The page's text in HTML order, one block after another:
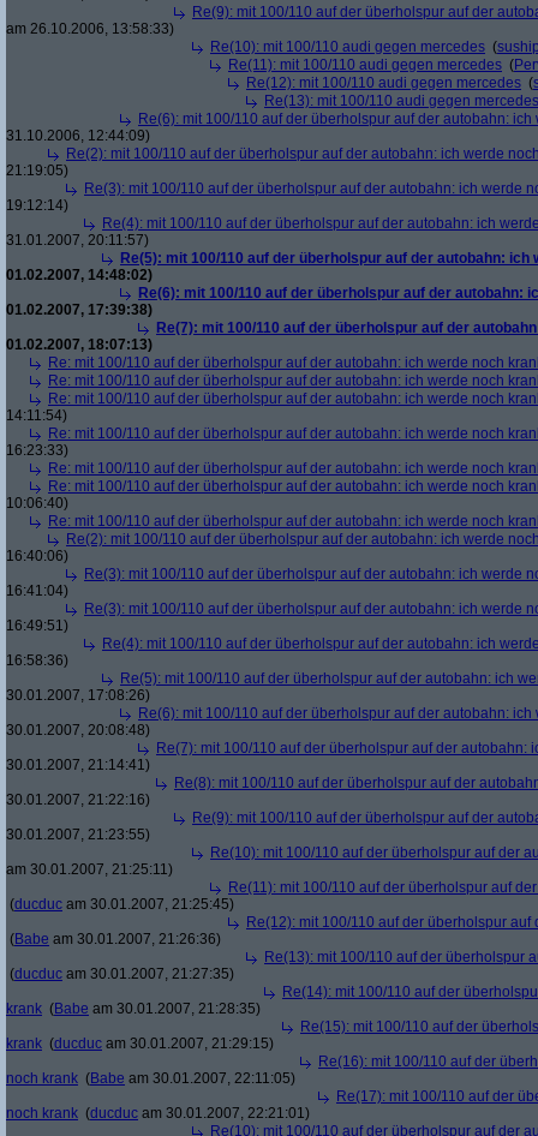
Re(9): mit 100/110 auf der überholspur auf der
am 26.10.2006, 13:58:33)
Re(10): mit 100/110 audi gegen mercedes (
Re(11): mit 100/110 audi gegen mercedes (
Re(12): mit 100/110 audi gegen mercedes (
Re(13): mit 100/110 audi gegen mercedes
Re(6): mit 100/110 auf der überholspur auf der autobahn:
31.10.2006, 12:44:09)
Re(2): mit 100/110 auf der überholspur auf der autobahn: ich werde
21:19:05)
Re(3): mit 100/110 auf der überholspur auf der autobahn: ich werde
19:12:14)
Re(4): mit 100/110 auf der überholspur auf der autobahn: ich
31.01.2007, 20:11:57)
Re(5): mit 100/110 auf der überholspur auf der autobahn: ich
01.02.2007, 14:48:02)
Re(6): mit 100/110 auf der überholspur auf der autobahn:
01.02.2007, 17:39:38)
Re(7): mit 100/110 auf der überholspur auf der
01.02.2007, 18:07:13)
Re: mit 100/110 auf der überholspur auf der autobahn: ich werde noch
Re: mit 100/110 auf der überholspur auf der autobahn: ich werde noch
Re: mit 100/110 auf der überholspur auf der autobahn: ich werde noch
14:11:54)
Re: mit 100/110 auf der überholspur auf der autobahn: ich werde noch
16:23:33)
Re: mit 100/110 auf der überholspur auf der autobahn: ich werde noch
Re: mit 100/110 auf der überholspur auf der autobahn: ich werde noch
10:06:40)
Re: mit 100/110 auf der überholspur auf der autobahn: ich werde noch
Re(2): mit 100/110 auf der überholspur auf der autobahn: ich werde
16:40:06)
Re(3): mit 100/110 auf der überholspur auf der autobahn: ich werde
16:41:04)
Re(3): mit 100/110 auf der überholspur auf der autobahn: ich werde
16:49:51)
Re(4): mit 100/110 auf der überholspur auf der autobahn: ich
16:58:36)
Re(5): mit 100/110 auf der überholspur auf der autobahn: ich
30.01.2007, 17:08:26)
Re(6): mit 100/110 auf der überholspur auf der autobahn:
30.01.2007, 20:08:48)
Re(7): mit 100/110 auf der überholspur auf der autobahn:
30.01.2007, 21:14:41)
Re(8): mit 100/110 auf der überholspur auf der
30.01.2007, 21:22:16)
Re(9): mit 100/110 auf der überholspur auf der
30.01.2007, 21:23:55)
Re(10): mit 100/110 auf der überholspur auf der
am 30.01.2007, 21:25:11)
Re(11): mit 100/110 auf der überholspur auf
(ducduc am 30.01.2007, 21:25:45)
Re(12): mit 100/110 auf der überholspur
(Babe am 30.01.2007, 21:26:36)
Re(13): mit 100/110 auf der überholspur
(ducduc am 30.01.2007, 21:27:35)
Re(14): mit 100/110 auf der
krank (Babe am 30.01.2007, 21:28:35)
Re(15): mit 100/110 auf der
krank (ducduc am 30.01.2007, 21:29:15)
Re(16): mit 100/110 auf der
noch krank (Babe am 30.01.2007, 22:11:05)
Re(17): mit 100/110 auf der
noch krank (ducduc am 30.01.2007, 22:21:01)
Re(10): mit 100/110 auf der überholspur auf der